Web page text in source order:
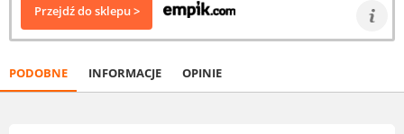
Przejdź do sklepu >
PODOBNE INFORMACJE OPINIE